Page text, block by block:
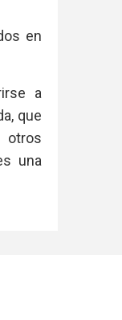
en
a
que
otros
una